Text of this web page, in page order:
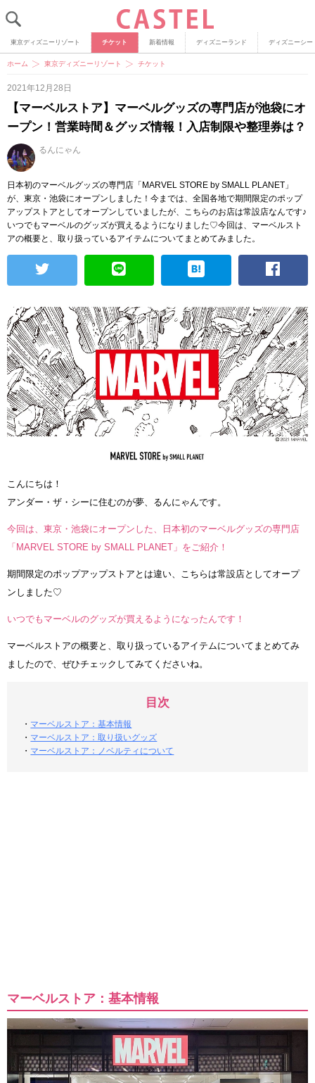
東京ディズニーリゾート チケット 新着情報 ディズニーランド ディズニーシー
ホーム 東京ディズニーリゾート チケット
2021年12月28日
【マーベルストア】マーベルグッズの専門店が池袋にオ
ープン！営業時間＆グッズ情報！入店制限や整理券は？
るんにゃん
日本初のマーベルグッズの専門店「MARVEL STORE by SMALL PLANET」
が、東京・池袋にオープンしました！今までは、全国各地で期間限定のポップ
アップストアとしてオープンしていましたが、こちらのお店は常設店なんです♪
いつでもマーベルのグッズが買えるようになりました♡今回は、マーベルスト
アの概要と、取り扱っているアイテムについてまとめてみました。
こんにちは！
アンダー・ザ・シーに住むのが夢、るんにゃんです。
今回は、東京・池袋にオープンした、日本初のマーベルグッズの専門店
「MARVEL STORE by SMALL PLANET」をご紹介！
期間限定のポップアップストアとは違い、こちらは常設店としてオープ
ンしました♡
いつでもマーベルのグッズが買えるようになったんです！
マーベルストアの概要と、取り扱っているアイテムについてまとめてみ
ましたので、ぜひチェックしてみてくださいね。
目次
・ マーベルストア：基本情報
・ マーベルストア：取り扱いグッズ
・ マーベルストア：ノベルティについて
マーベルストア：基本情報